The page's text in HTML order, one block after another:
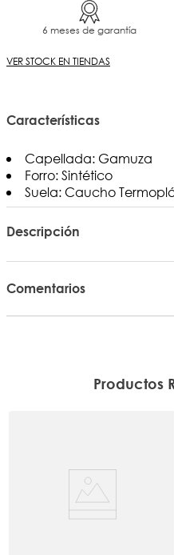
6 meses de garantía
VER STOCK EN TIENDAS
Características
Capellada: Gamuza
Forro: Sintético
Suela: Caucho
Descripción
Comentarios
Productos